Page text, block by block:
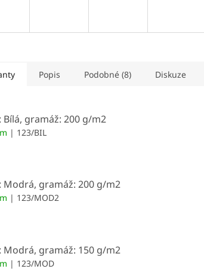
Popis Podobné (8) Diskuze
Bílá, gramáž: 200 g/m2
| 123/BIL
Modrá, gramáž: 200 g/m2
| 123/MOD2
Modrá, gramáž: 150 g/m2
| 123/MOD